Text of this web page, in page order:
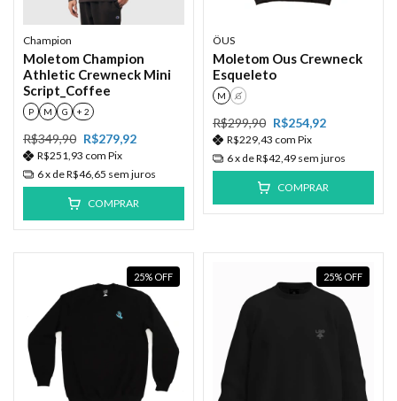
Champion
Moletom Champion
Athletic Crewneck Mini
Script_Coffee
P M G + 2
R$349,90 R$279,92
R$251,93 com Pix
6x deR$46,65 sem juros
COMPRAR
ÖUS
Moletom Ous Crewneck
Esqueleto
M G
R$299,90 R$254,92
R$229,43 com Pix
6x deR$42,49 sem juros
COMPRAR
25% OFF 25% OFF